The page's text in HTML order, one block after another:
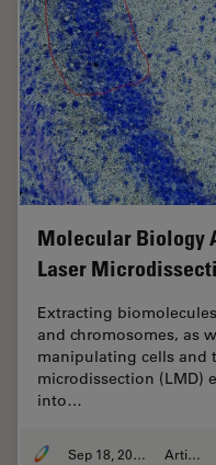
Molecular Biology
Laser
Extracting
and chromosomes, as
manipulating cells and
microdissection (LMD)
into…
Sep 18, 2024 Article